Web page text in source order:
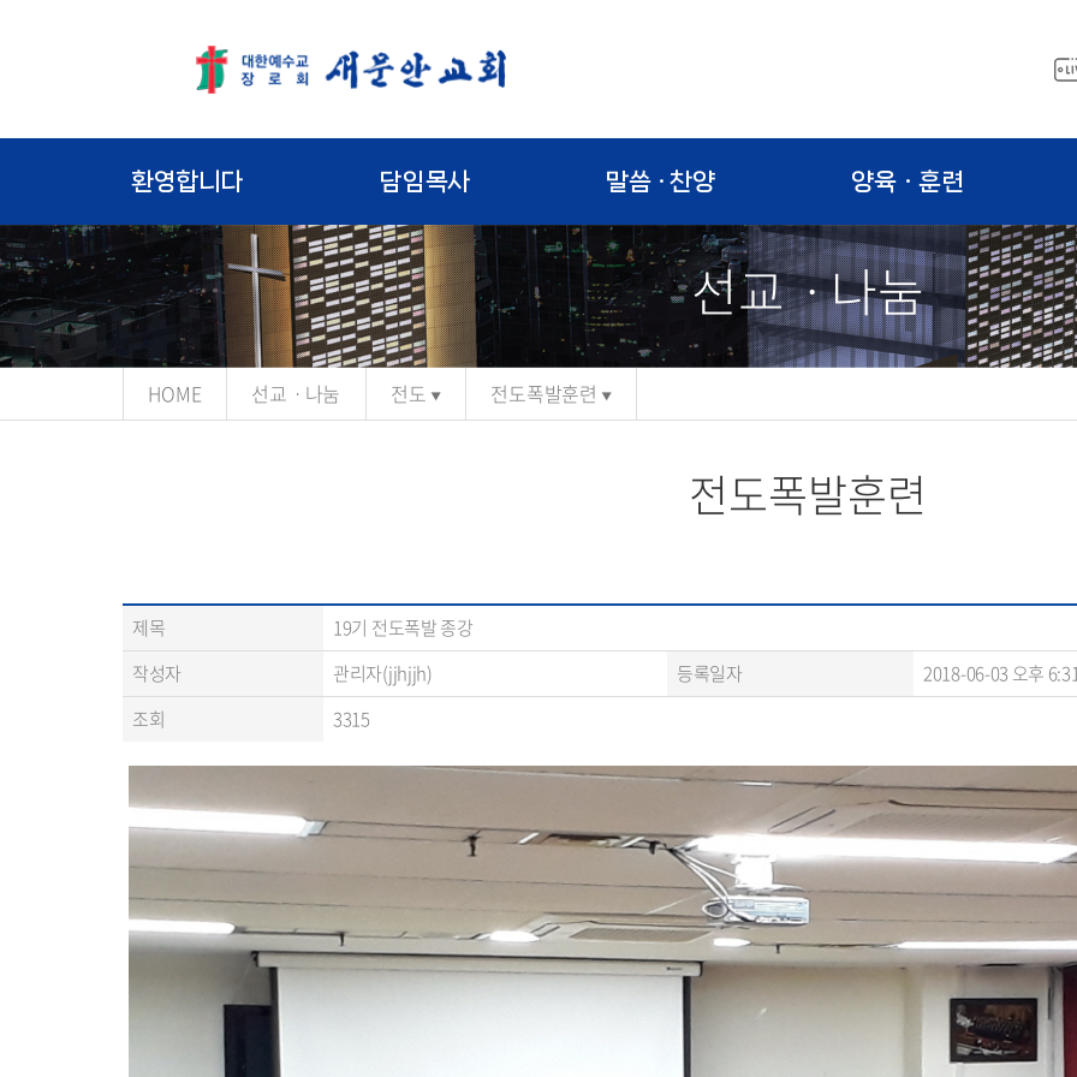
환영합니다 담임목사 말씀 · 찬양 양육ㆍ훈련
선교ㆍ나눔
HOME 선교ㆍ나눔 전도 전도폭발훈련
전도폭발훈련
제목
19기 전도폭발 종강
작성자
관리자(jjhjjh) 등록일자
2018-06-03 오후
조회
3315